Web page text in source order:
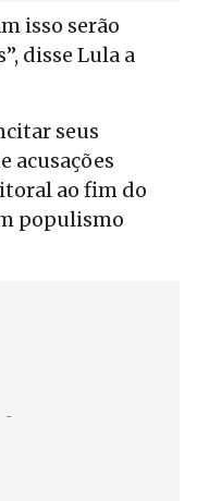
isso serão
disse Lula a
seus
acusações
ao fim do
populismo